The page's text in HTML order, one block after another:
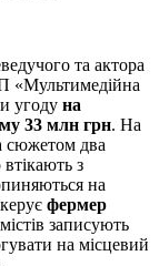
та актора
«Мультимедійна
угоду на
33 млн грн. На
сюжетом два
з
на
фермер
записують
на місцевий